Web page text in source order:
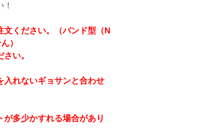
ください。（バンド型（N
）
い。
れないギョサンと合わせ
多少かすれる場合があり